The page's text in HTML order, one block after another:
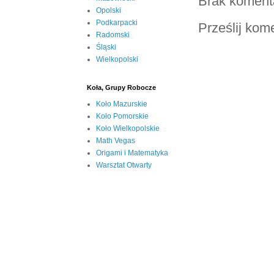
Prześlij
Opolski
Podkarpacki
Radomski
Śląski
Wielkopolski
Koła, Grupy Robocze
Koło Mazurskie
Koło Pomorskie
Koło Wielkopolskie
Math Vegas
Origami i Matematyka
Warsztat Otwarty